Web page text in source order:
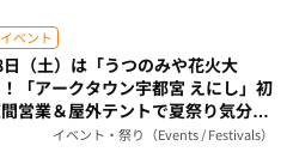
ベント
（土）は「うつのみや花火大
「アークタウン宇都宮 えにし」初
営業＆屋外テントで夏祭り気分を
もう（栃木県）
イベント・祭り（Events / Festivals）